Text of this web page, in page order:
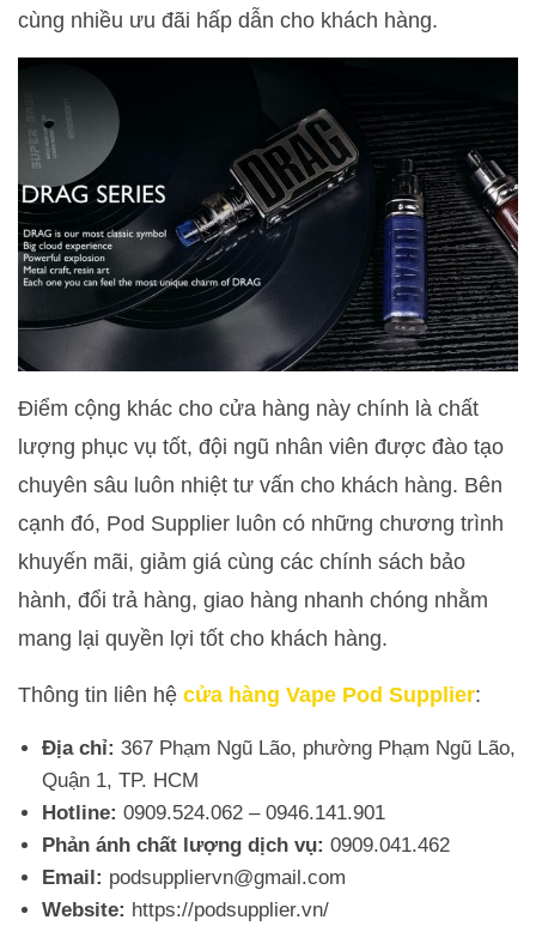
cùng nhiều ưu đãi hấp dẫn cho khách hàng.
Điểm cộng khác cho cửa hàng này chính là chất
lượng phục vụ tốt, đội ngũ nhân viên được đào tạo
chuyên sâu luôn nhiệt tư vấn cho khách hàng. Bên
cạnh đó, Pod Supplier luôn có những chương trình
khuyến mãi, giảm giá cùng các chính sách bảo
hành, đổi trả hàng, giao hàng nhanh chóng nhằm
mang lại quyền lợi tốt cho khách hàng.
Thông tin liên hệ cửa hàng Vape Pod Supplier:
Địa chỉ: 367 Phạm Ngũ Lão, phường Phạm Ngũ Lão,
Quận 1, TP. HCM
Hotline: 0909.524.062 – 0946.141.901
Phản ánh chất lượng dịch vụ: 0909.041.462
Email: podsuppliervn@gmail.com
Website: https://podsupplier.vn/